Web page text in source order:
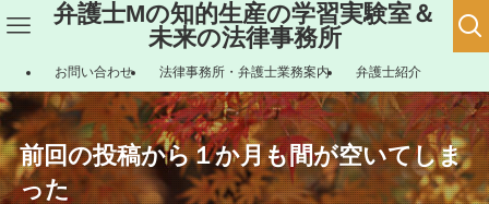
弁護士Mの知的生産の学習実験室＆
未来の法律事務所
お問い合わせ 法律事務所・弁護士業務案内 弁護士紹介
前回の投稿から１か月も間が空いてしま
った